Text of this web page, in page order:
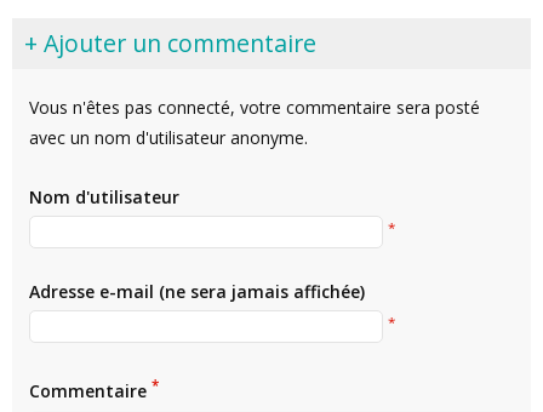
+ Ajouter un commentaire
Vous n'êtes pas connecté, votre commentaire sera posté
avec un nom d'utilisateur anonyme.
Nom d'utilisateur
*
Adresse e-mail (ne sera jamais affichée)
*
Commentaire *